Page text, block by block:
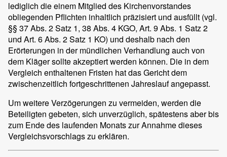
lediglich die einem Mitglied des Kirchenvorstandes
obliegenden Pflichten inhaltlich präzisiert und ausfüllt (vgl.
§§ 37 Abs. 2 Satz 1, 38 Abs. 4 KGO, Art. 9 Abs. 1 Satz 2
und Art. 6 Abs. 2 Satz 1 KO) und deshalb nach den
Erörterungen in der mündlichen Verhandlung auch von
dem Kläger sollte akzeptiert werden können. Die in dem
Vergleich enthaltenen Fristen hat das Gericht dem
zwischenzeitlich fortgeschrittenen Jahreslauf angepasst.
Um weitere Verzögerungen zu vermeiden, werden die
Beteiligten gebeten, sich unverzüglich, spätestens aber bis
zum Ende des laufenden Monats zur Annahme dieses
Vergleichsvorschlags zu erklären.